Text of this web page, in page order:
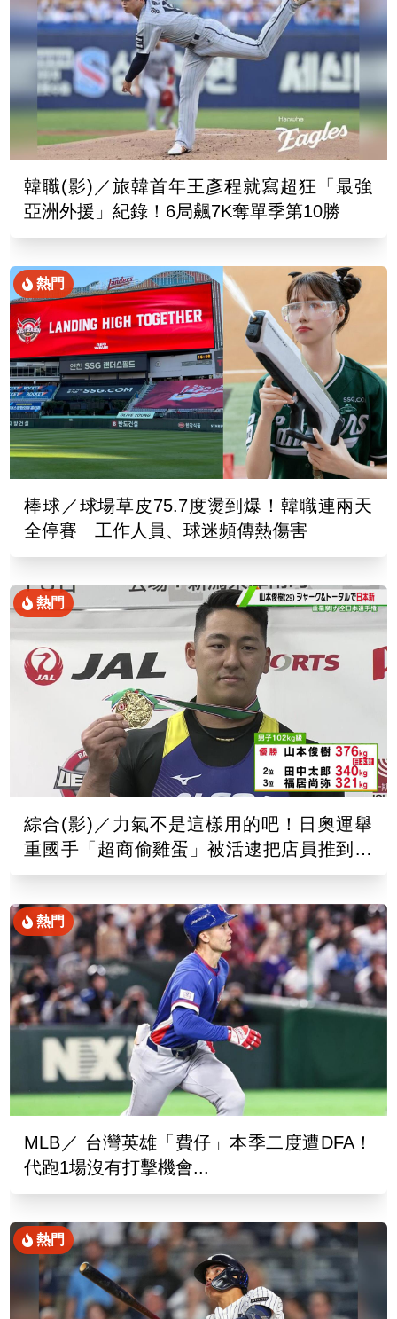
韓職(影)／旅韓首年王彥程就寫超狂「最強
亞洲外援」紀錄！6局飆7K奪單季第10勝
熱門
棒球／球場草皮75.7度燙到爆！韓職連兩天
全停賽 工作人員、球迷頻傳熱傷害
熱門
綜合(影)／力氣不是這樣用的吧！日奧運舉
重國手「超商偷雞蛋」被活逮把店員推到骨
折
熱門
MLB／ 台灣英雄「費仔」本季二度遭DFA！
代跑1場沒有打擊機會...
熱門